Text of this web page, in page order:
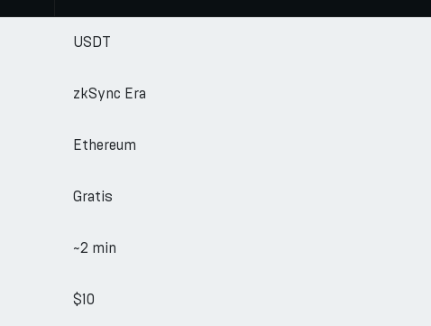
USDT
zkSync Era
Ethereum
Gratis
~2 min
$10